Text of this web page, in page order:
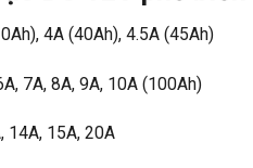
4A (40Ah), 4.5A (45Ah)
7A, 8A, 9A, 10A (100Ah)
14A, 15A, 20A